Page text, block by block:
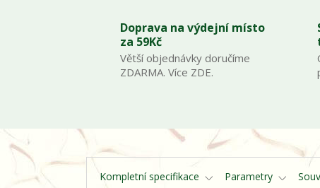
Doprava na výdejní místo
za 59Kč
Větší objednávky doručíme
ZDARMA. Více ZDE.
Kompletní specifikace Parametry